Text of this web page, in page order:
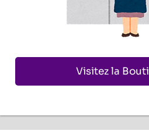
Visitez la